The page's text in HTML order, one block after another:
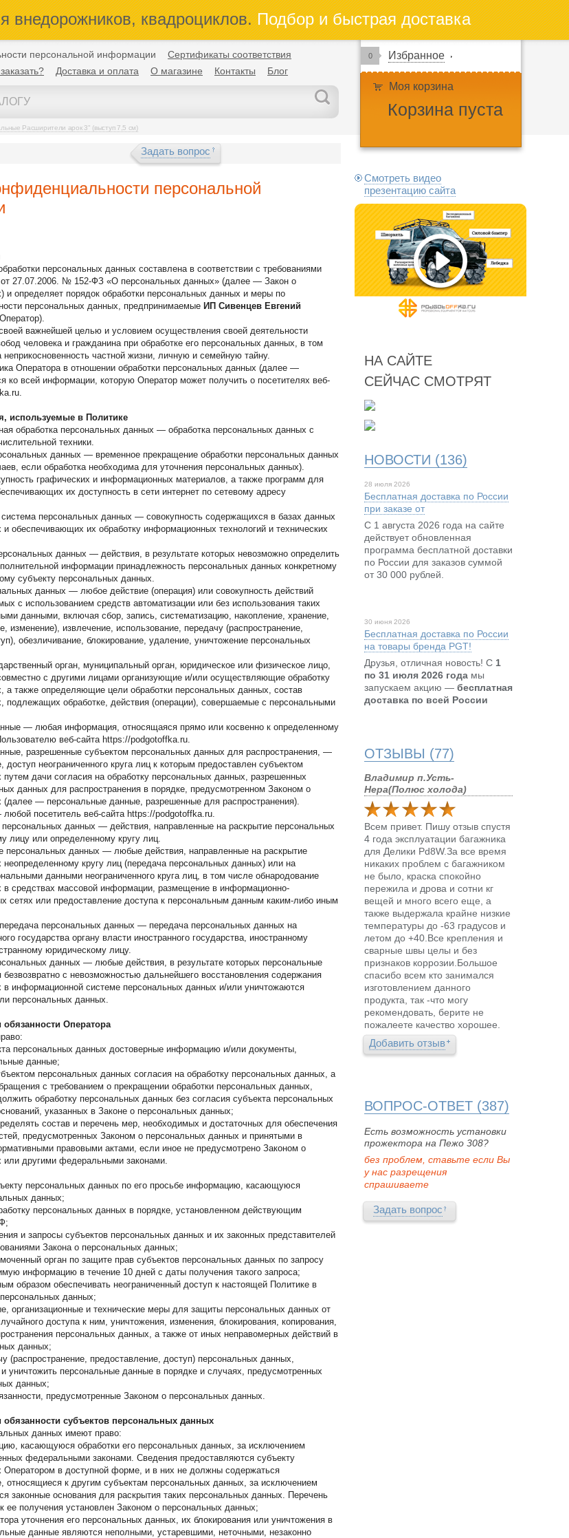
внедорожников, квадроциклов.Подбор и быстрая доставка
персональной информации
Сертификаты соответствия
Доставка и оплата О магазине Контакты Блог
Расширители арок 3" (выступ 7,5 см)
0 Избранное
Моя корзина
Корзина пуста
Задать вопрос
персональной
персональных данных составлена в соответствии с требованиями
от 27.07.2006. № 152-ФЗ «О персональных данных» (далее — Закон о
и определяет порядок обработки персональных данных и меры по
персональных данных, предпринимаемые ИП Сивенцев Евгений
важнейшей целью и условием осуществления своей деятельности
человека и гражданина при обработке его персональных данных, в том
частной жизни, личную и семейную тайну.
Оператора в отношении обработки персональных данных (далее —
ко всей информации, которую Оператор может получить о посетителях веб-
используемые в Политике
обработка персональных данных — обработка персональных данных с
техники.
данных — временное прекращение обработки персональных данных
если обработка необходима для уточнения персональных данных).
графических и информационных материалов, а также программ для
их доступность в сети интернет по сетевому адресу
персональных данных — совокупность содержащихся в базах данных
обеспечивающих их обработку информационных технологий и технических
данных — действия, в результате которых невозможно определить
информации принадлежность персональных данных конкретному
субъекту персональных данных.
данных — любое действие (операция) или совокупность действий
с использованием средств автоматизации или без использования таких
данными, включая сбор, запись, систематизацию, накопление, хранение,
изменение), извлечение, использование, передачу (распространение,
обезличивание, блокирование, удаление, уничтожение персональных
орган, муниципальный орган, юридическое или физическое лицо,
с другими лицами организующие и/или осуществляющие обработку
а также определяющие цели обработки персональных данных, состав
подлежащих обработке, действия (операции), совершаемые с персональными
— любая информация, относящаяся прямо или косвенно к определенному
веб-сайта https://podgotoffka.ru.
разрешенные субъектом персональных данных для распространения, —
неограниченного круга лиц к которым предоставлен субъектом
дачи согласия на обработку персональных данных, разрешенных
данных для распространения в порядке, предусмотренном Законом о
(далее — персональные данные, разрешенные для распространения).
посетитель веб-сайта https://podgotoffka.ru.
данных — действия, направленные на раскрытие персональных
лицу или определенному кругу лиц.
персональных данных — любые действия, направленные на раскрытие
кругу лиц (передача персональных данных) или на
данными неограниченного круга лиц, в том числе обнародование
в средствах массовой информации, размещение в информационно-
сетях или предоставление доступа к персональным данным каким-либо иным
персональных данных — передача персональных данных на
государства органу власти иностранного государства, иностранному
юридическому лицу.
данных — любые действия, в результате которых персональные
с невозможностью дальнейшего восстановления содержания
в информационной системе персональных данных и/или уничтожаются
персональных данных.
Оператора
персональных данных достоверные информацию и/или документы,
данные;
персональных данных согласия на обработку персональных данных, а
с требованием о прекращении обработки персональных данных,
обработку персональных данных без согласия субъекта персональных
указанных в Законе о персональных данных;
состав и перечень мер, необходимых и достаточных для обеспечения
предусмотренных Законом о персональных данных и принятыми в
правовыми актами, если иное не предусмотрено Законом о
или другими федеральными законами.
персональных данных по его просьбе информацию, касающуюся
данных;
персональных данных в порядке, установленном действующим
и запросы субъектов персональных данных и их законных представителей
Закона о персональных данных;
орган по защите прав субъектов персональных данных по запросу
информацию в течение 10 дней с даты получения такого запроса;
образом обеспечивать неограниченный доступ к настоящей Политике в
данных;
организационные и технические меры для защиты персональных данных от
доступа к ним, уничтожения, изменения, блокирования, копирования,
персональных данных, а также от иных неправомерных действий в
данных;
(распространение, предоставление, доступ) персональных данных,
и уничтожить персональные данные в порядке и случаях, предусмотренных
данных;
предусмотренные Законом о персональных данных.
субъектов персональных данных
данных имеют право:
касающуюся обработки его персональных данных, за исключением
федеральными законами. Сведения предоставляются субъекту
Оператором в доступной форме, и в них не должны содержаться
относящиеся к другим субъектам персональных данных, за исключением
законные основания для раскрытия таких персональных данных. Перечень
ее получения установлен Законом о персональных данных;
уточнения его персональных данных, их блокирования или уничтожения в
данные являются неполными, устаревшими, неточными, незаконно
Смотреть видео
презентацию сайта
НА САЙТЕ
СЕЙЧАС СМОТРЯТ
НОВОСТИ (136)
28 июля 2026
Бесплатная доставка по России
при заказе от
С 1 августа 2026 года на сайте
действует обновленная
программа бесплатной доставки
по России для заказов суммой
от 30 000 рублей.
30 июня 2026
Бесплатная доставка по России
на товары бренда PGT!
Друзья, отличная новость! С 1
по 31 июля 2026 года мы
запускаем акцию — бесплатная
доставка по всей России
ОТЗЫВЫ (77)
Владимир п.Усть-
Нера(Полюс холода)
Всем привет. Пишу отзыв спустя
4 года эксплуатации багажника
для Делики Pd8W.За все время
никаких проблем с багажником
не было, краска спокойно
пережила и дрова и сотни кг
вещей и много всего еще, а
также выдержала крайне низкие
температуры до -63 градусов и
летом до +40.Все крепления и
сварные швы целы и без
признаков коррозии.Большое
спасибо всем кто занимался
изготовлением данного
продукта, так -что могу
рекомендовать, берите не
пожалеете качество хорошее.
Добавить отзыв
ВОПРОС-ОТВЕТ (387)
Есть возможность установки
прожектора на Пежо 308?
без проблем, ставьте если Вы
у нас разрещения
спрашиваете
Задать вопрос